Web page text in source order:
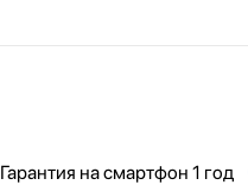
Гарантия на смартфон 1 год